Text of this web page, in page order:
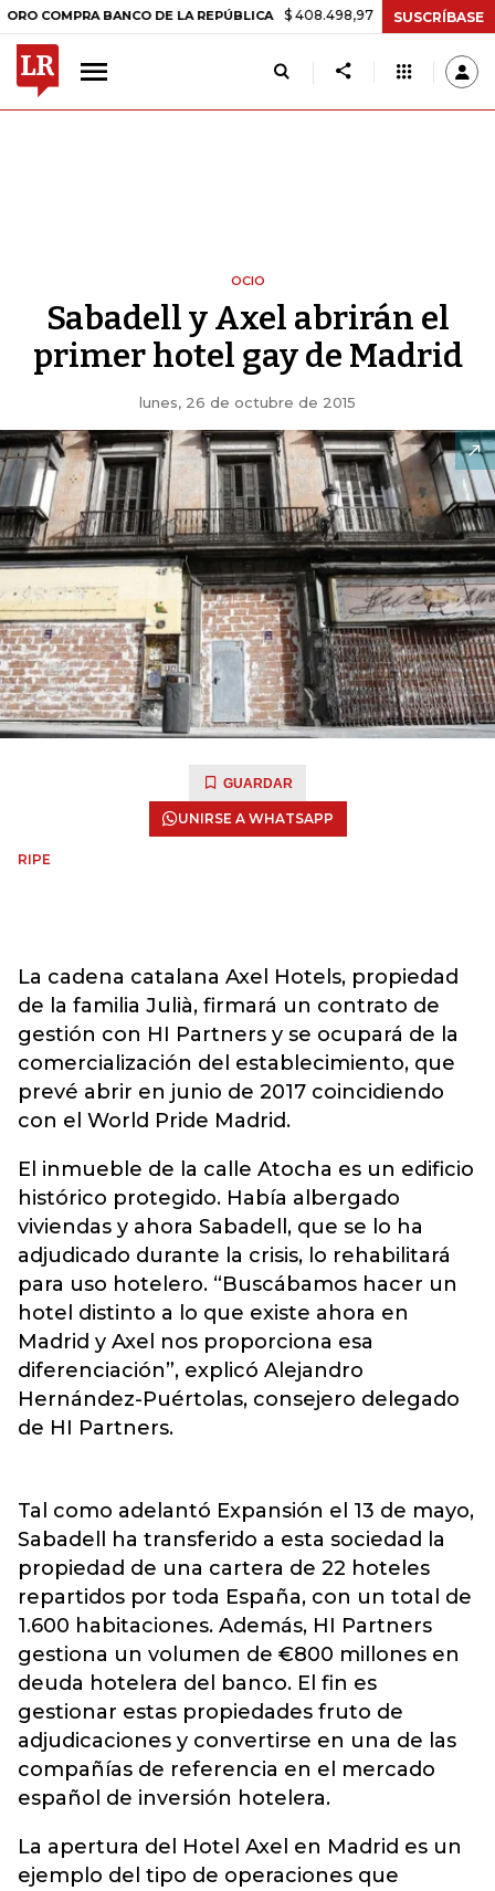
BANCO DE LA REPÚBLICA $ 408.498,97 +$ 8.753,81 +2,19%
SUSCRÍBASE
OCIO
Sabadell y Axel abrirán el
primer hotel gay de Madrid
lunes, 26 de octubre de 2015
GUARDAR
UNIRSE A WHATSAPP
RIPE
La cadena catalana Axel Hotels, propiedad
de la familia Julià, firmará un contrato de
gestión con HI Partners y se ocupará de la
comercialización del establecimiento, que
prevé abrir en junio de 2017 coincidiendo
con el World Pride Madrid.
El inmueble de la calle Atocha es un edificio
histórico protegido. Había albergado
viviendas y ahora Sabadell, que se lo ha
adjudicado durante la crisis, lo rehabilitará
para uso hotelero. “Buscábamos hacer un
hotel distinto a lo que existe ahora en
Madrid y Axel nos proporciona esa
diferenciación”, explicó Alejandro
Hernández-Puértolas, consejero delegado
de HI Partners.
Tal como adelantó Expansión el 13 de mayo,
Sabadell ha transferido a esta sociedad la
propiedad de una cartera de 22 hoteles
repartidos por toda España, con un total de
1.600 habitaciones. Además, HI Partners
gestiona un volumen de €800 millones en
deuda hotelera del banco. El fin es
gestionar estas propiedades fruto de
adjudicaciones y convertirse en una de las
compañías de referencia en el mercado
español de inversión hotelera.
La apertura del Hotel Axel en Madrid es un
ejemplo del tipo de operaciones que